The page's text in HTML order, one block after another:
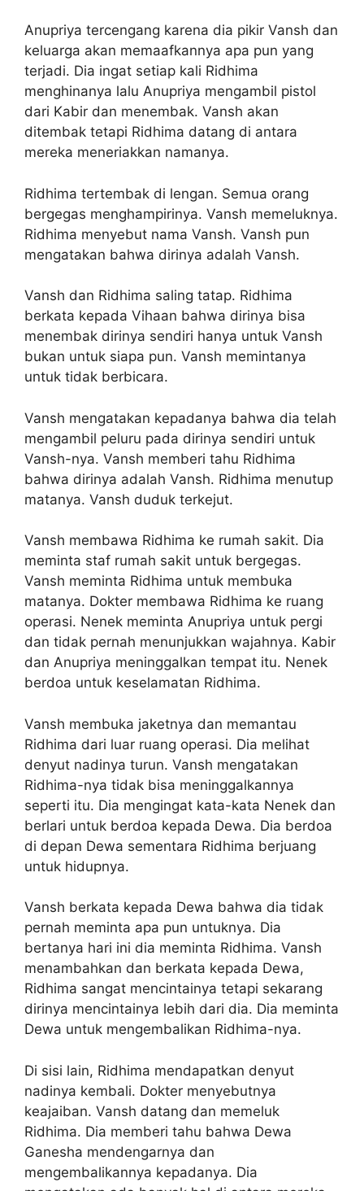
Anupriya tercengang karena dia pikir Vansh dan
keluarga akan memaafkannya apa pun yang
terjadi. Dia ingat setiap kali Ridhima
menghinanya lalu Anupriya mengambil pistol
dari Kabir dan menembak. Vansh akan
ditembak tetapi Ridhima datang di antara
mereka meneriakkan namanya.
Ridhima tertembak di lengan. Semua orang
bergegas menghampirinya. Vansh memeluknya.
Ridhima menyebut nama Vansh. Vansh pun
mengatakan bahwa dirinya adalah Vansh.
Vansh dan Ridhima saling tatap. Ridhima
berkata kepada Vihaan bahwa dirinya bisa
menembak dirinya sendiri hanya untuk Vansh
bukan untuk siapa pun. Vansh memintanya
untuk tidak berbicara.
Vansh mengatakan kepadanya bahwa dia telah
mengambil peluru pada dirinya sendiri untuk
Vansh-nya. Vansh memberi tahu Ridhima
bahwa dirinya adalah Vansh. Ridhima menutup
matanya. Vansh duduk terkejut.
Vansh membawa Ridhima ke rumah sakit. Dia
meminta staf rumah sakit untuk bergegas.
Vansh meminta Ridhima untuk membuka
matanya. Dokter membawa Ridhima ke ruang
operasi. Nenek meminta Anupriya untuk pergi
dan tidak pernah menunjukkan wajahnya. Kabir
dan Anupriya meninggalkan tempat itu. Nenek
berdoa untuk keselamatan Ridhima.
Vansh membuka jaketnya dan memantau
Ridhima dari luar ruang operasi. Dia melihat
denyut nadinya turun. Vansh mengatakan
Ridhima-nya tidak bisa meninggalkannya
seperti itu. Dia mengingat kata-kata Nenek dan
berlari untuk berdoa kepada Dewa. Dia berdoa
di depan Dewa sementara Ridhima berjuang
untuk hidupnya.
Vansh berkata kepada Dewa bahwa dia tidak
pernah meminta apa pun untuknya. Dia
bertanya hari ini dia meminta Ridhima. Vansh
menambahkan dan berkata kepada Dewa,
Ridhima sangat mencintainya tetapi sekarang
dirinya mencintainya lebih dari dia. Dia meminta
Dewa untuk mengembalikan Ridhima-nya.
Di sisi lain, Ridhima mendapatkan denyut
nadinya kembali. Dokter menyebutnya
keajaiban. Vansh datang dan memeluk
Ridhima. Dia memberi tahu bahwa Dewa
Ganesha mendengarnya dan
mengembalikannya kepadanya. Dia